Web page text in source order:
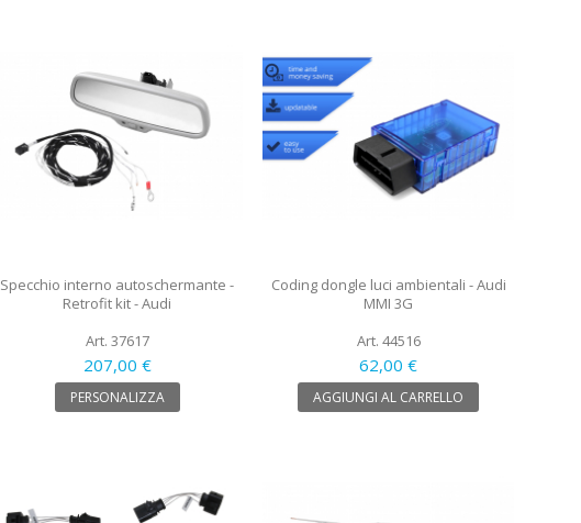
Specchio interno autoschermante -
Retrofit kit - Audi
Art. 37617
207,00 €
PERSONALIZZA
Coding dongle luci ambientali - Audi
MMI 3G
Art. 44516
62,00 €
AGGIUNGI AL CARRELLO